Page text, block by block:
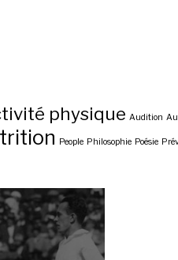
physique Audition
People Philosophie Poésie